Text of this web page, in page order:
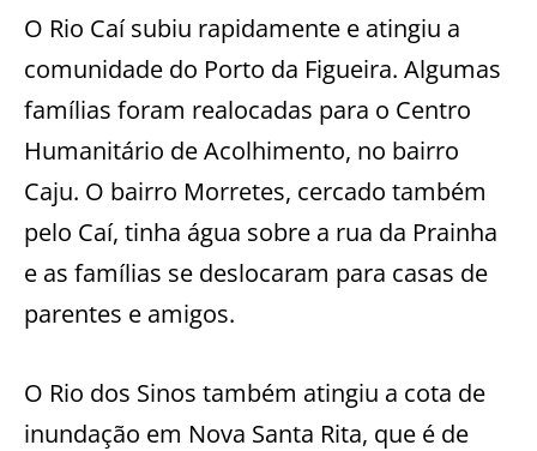
O Rio Caí subiu rapidamente e atingiu a
comunidade do Porto da Figueira. Algumas
famílias foram realocadas para o Centro
Humanitário de Acolhimento, no bairro
Caju. O bairro Morretes, cercado também
pelo Caí, tinha água sobre a rua da Prainha
e as famílias se deslocaram para casas de
parentes e amigos.
O Rio dos Sinos também atingiu a cota de
inundação em Nova Santa Rita, que é de